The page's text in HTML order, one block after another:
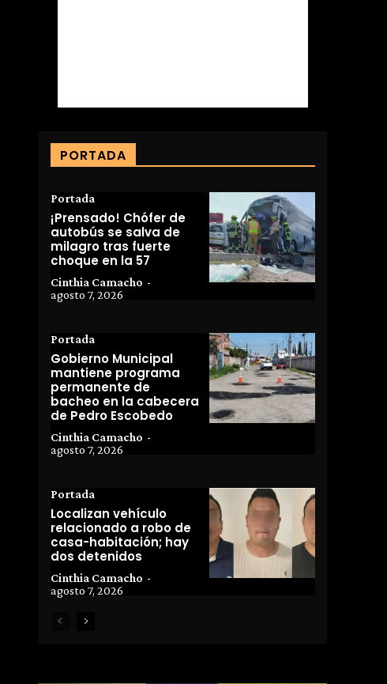
PORTADA
Portada
¡Prensado! Chófer de
autobús se salva de
milagro tras fuerte
choque en la 57
Cinthia Camacho -
agosto 7, 2026
Portada
Gobierno Municipal
mantiene programa
permanente de
bacheo en la cabecera
de Pedro Escobedo
Cinthia Camacho -
agosto 7, 2026
Portada
Localizan vehículo
relacionado a robo de
casa-habitación; hay
dos detenidos
Cinthia Camacho -
agosto 7, 2026